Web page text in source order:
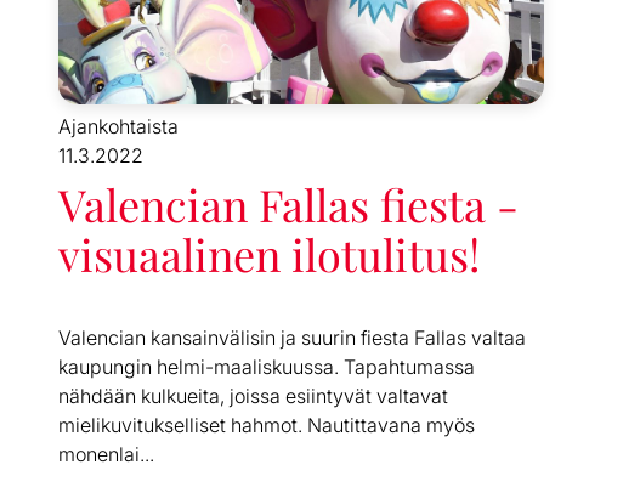
Ajankohtaista
11.3.2022
Valencian Fallas fiesta -
visuaalinen ilotulitus!
Valencian kansainvälisin ja suurin fiesta Fallas valtaa
kaupungin helmi-maaliskuussa. Tapahtumassa
nähdään kulkueita, joissa esiintyvät valtavat
mielikuvitukselliset hahmot. Nautittavana myös
monenlai...